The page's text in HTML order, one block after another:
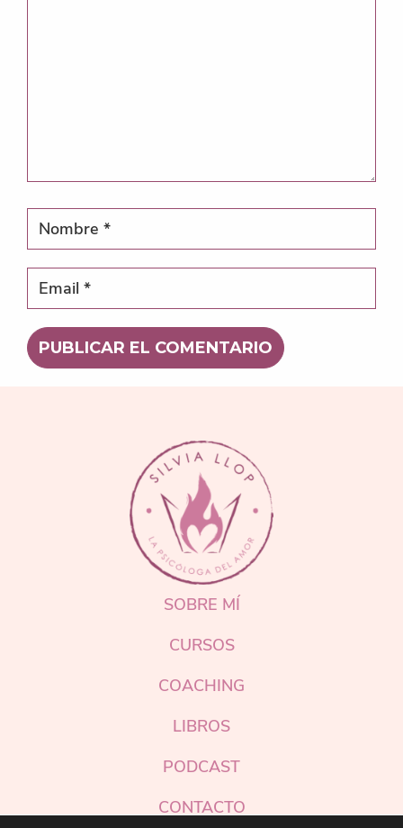
SOBRE MÍ
CURSOS
COACHING
LIBROS
PODCAST
CONTACTO